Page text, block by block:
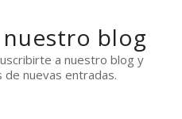
blog
a nuestro blog y
nuevas entradas.